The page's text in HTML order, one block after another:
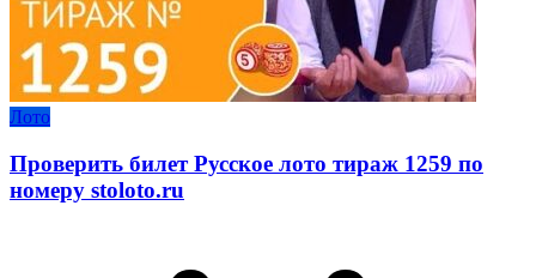
Лото
Проверить билет Русское лото тираж 1259 по
номеру stoloto.ru